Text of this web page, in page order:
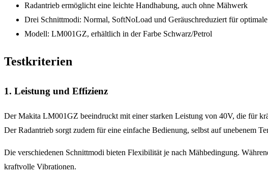
Radantrieb ermöglicht eine leichte Handhabung, auch ohne Mähwerk
Drei Schnittmodi: Normal, SoftNoLoad und Geräuschreduziert für
Modell: LM001GZ, erhältlich in der Farbe Schwarz/Petrol
Testkriterien
1. Leistung und Effizienz
Der Makita LM001GZ beeindruckt mit einer starken Leistung von 40V, die für
Der Radantrieb sorgt zudem für eine einfache Bedienung, selbst auf unebenem
Die verschiedenen Schnittmodi bieten Flexibilität je nach Mähbedingung.
kraftvolle Vibrationen.